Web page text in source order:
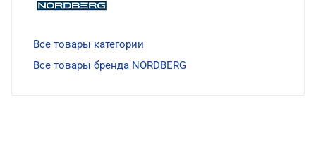
Все товары категории
Все товары бренда NORDBERG